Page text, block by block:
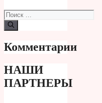
Поиск:
Комментарии
НАШИ
ПАРТНЕРЫ